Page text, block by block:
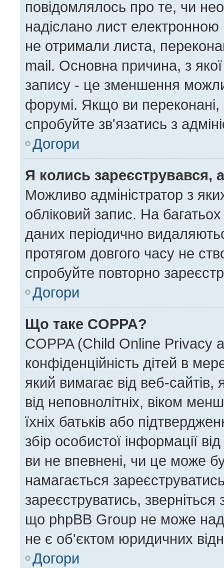
повідомлялось про те, чи
надіслано лист
не отримали листа,
mail. Основна причина, з якої
запису - це зменшення
форумі. Якщо ви
спробуйте зв'язатись з
Догори
Я колись зареєструвався,
Можливо адміністратор з
обліковий запис. На
даних періодично
протягом довгого часу не
спробуйте повторно
Догори
Що таке COPPA?
COPPA (Child Online Privacy
конфіденційність дітей в
який вимагає від веб-
від неповнолітніх, віком
їхніх батьків або
збір особистої інформації
ви не впевнені, чи це може
намагається
зареєструватись,
що phpBB Group не може
не є об'єктом юридичних
Догори